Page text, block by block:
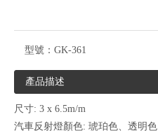
型號： GK-361
產品描述
尺寸: 3 x 6.5m/m
汽車反射燈顏色: 琥珀色、透明色